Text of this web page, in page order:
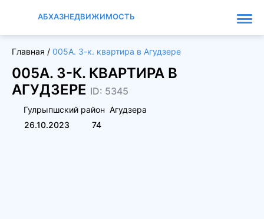
АБХАЗНЕДВИЖИМОСТЬ
Главная / 005А. 3-к. квартира в Агудзере
005А. 3-К. КВАРТИРА В
АГУДЗЕРЕ ID: 5345
Гулрыпшский район Агудзера
26.10.2023
74